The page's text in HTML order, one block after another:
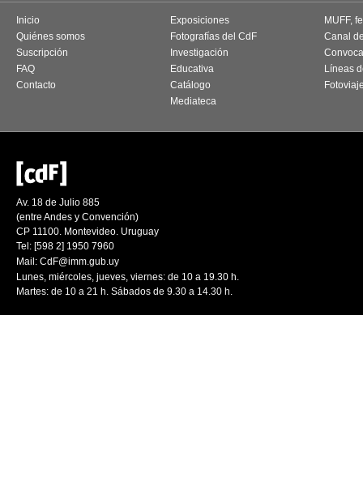
Inicio
Quiénes somos
Suscripción
FAQ
Contacto
Exposiciones
Fotografías del CdF
Investigación
Educativa
Catálogo
Mediateca
MUFF,
Canal
Líneas
Av. 18 de Julio 885
(entre Andes y Convención)
CP 11100. Montevideo. Uruguay
Tel: [598 2] 1950 7960
Mail: CdF@imm.gub.uy
Lunes, miércoles, jueves, viernes: de 10 a 19.30 h.
Martes: de 10 a 21 h. Sábados de 9.30 a 14.30 h.